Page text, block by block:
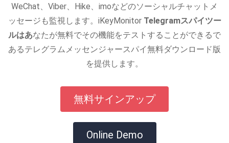
WeChat、Viber、Hike、imoなどのソーシャルチャットメ
ッセージも監視します。iKeyMonitor Telegramスパイツー
ルはあなたが無料でその機能をテストすることができるで
あるテレグラムメッセンジャースパイ無料ダウンロード版
を提供します。
無料サインアップ
Online Demo